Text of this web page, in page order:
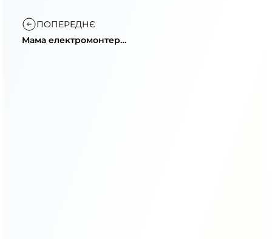
ПОПЕРЕДНЄ
Мама електромонтер